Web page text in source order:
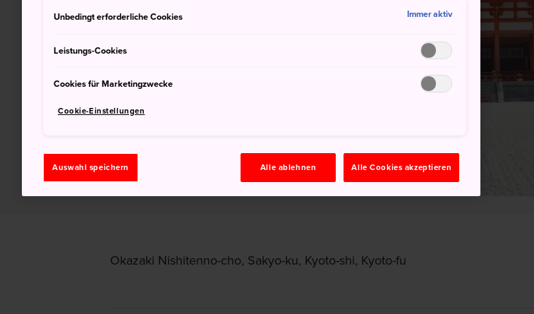
Okazaki Nishitenno-cho, Sakyo-ku, Kyoto-shi, Kyoto-fu
Unbedingt erforderliche Cookies Immer aktiv
Leistungs-Cookies
Cookies für Marketingzwecke
Cookie-Einstellungen
Auswahl speichern Alle ablehnen Alle Cookies akzeptieren